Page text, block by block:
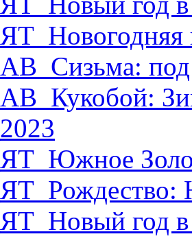
ЯТ_Новогодняя
АВ_Сизьма: под
АВ_Кукобой:
2023
ЯТ_Южное
ЯТ_Рождество:
ЯТ_Новый год в